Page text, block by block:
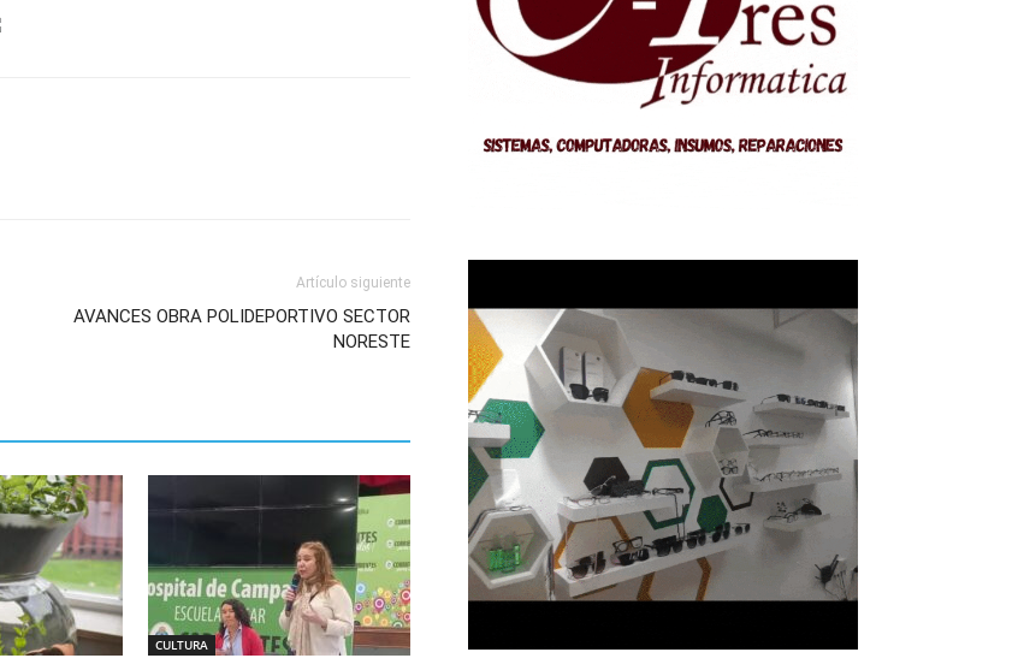
Artículo siguiente
AVANCES OBRA POLIDEPORTIVO SECTOR
NORESTE
CULTURA